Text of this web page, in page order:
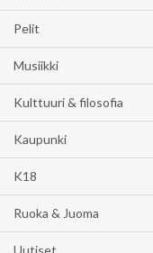
Pelit
Musiikki
Kulttuuri & filosofia
Kaupunki
K18
Ruoka & Juoma
Uutiset